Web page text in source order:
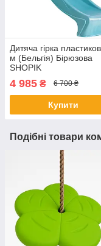
Дитяча гірка
м (Бельгія) Бірюзова
SHOPIK
4 985 ₴ 6 700 ₴
Купити
Подібні товари